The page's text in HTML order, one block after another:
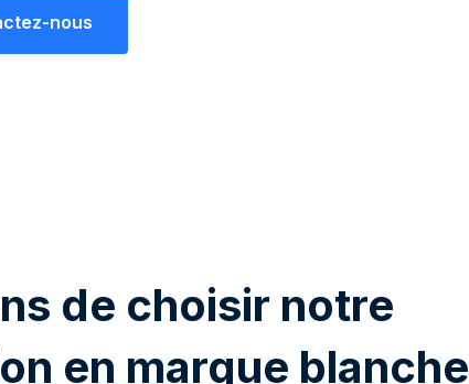
nous
de choisir notre
en marque blanche